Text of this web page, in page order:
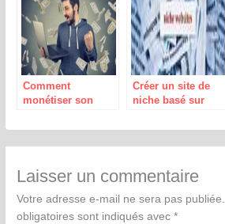
Comment
monétiser son
Créer un site de
niche basé sur
étapes
Laisser un commentaire
Votre adresse e-mail ne sera pas publiée.
obligatoires sont indiqués avec*